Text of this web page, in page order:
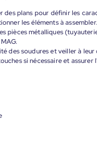
des plans pour définir les
les éléments à assembler.
pièces métalliques
des soudures et veiller à
si nécessaire et